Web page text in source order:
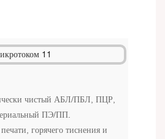
чистый АБЛ/ПБЛ, ПЦР,
ПЭ/ПП.
горячего тиснения и